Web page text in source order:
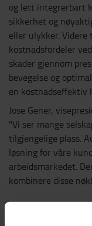
og lett integrerbart
sikkerhet og
eller ulykker.
kostnadsfordeler
skader gjennom
bevegelse og
en kostnadseffektiv
Jose Gener,
"Vi ser mange
tilgjengelige plass.
løsning for våre
arbeidsmarkedet.
kombinere disse
Mer om vår fullt